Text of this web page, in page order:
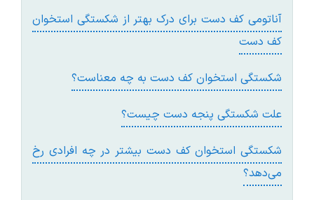
آناتومی کف دست برای درک بهتر از شکستگی استخوان
کف دست
شکستگی استخوان کف دست به چه معناست؟
علت شکستگی پنجه دست چیست؟
شکستگی استخوان کف دست بیشتر در چه افرادی رخ
می‌دهد؟